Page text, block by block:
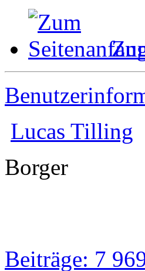
Lucas Tilling
Borger
Beiträge: 7